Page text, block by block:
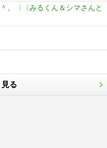
〈〈みるくん＆シマさんと
見る